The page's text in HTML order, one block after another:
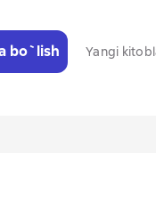
bo`lish Yangi